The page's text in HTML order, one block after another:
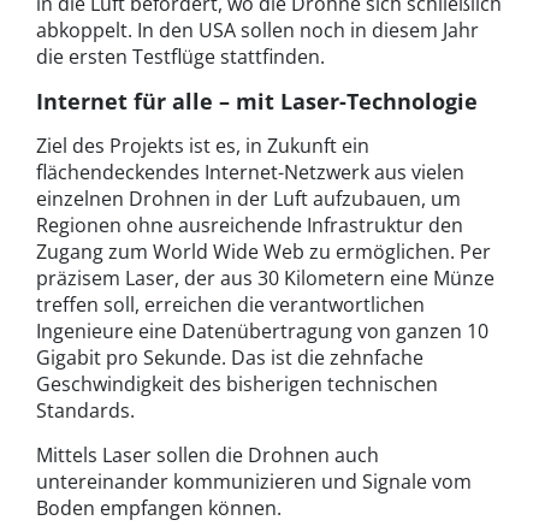
abkoppelt. In den USA sollen noch in diesem Jahr
die ersten Testflüge stattfinden.
Internet für alle – mit Laser-Technologie
Ziel des Projekts ist es, in Zukunft ein
flächendeckendes Internet-Netzwerk aus vielen
einzelnen Drohnen in der Luft aufzubauen, um
Regionen ohne ausreichende Infrastruktur den
Zugang zum World Wide Web zu ermöglichen. Per
präzisem Laser, der aus 30 Kilometern eine Münze
treffen soll, erreichen die verantwortlichen
Ingenieure eine Datenübertragung von ganzen 10
Gigabit pro Sekunde. Das ist die zehnfache
Geschwindigkeit des bisherigen technischen
Standards.
Mittels Laser sollen die Drohnen auch
untereinander kommunizieren und Signale vom
Boden empfangen können.